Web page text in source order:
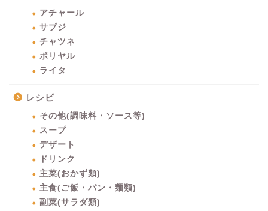
アチャール
サブジ
チャツネ
ポリヤル
ライタ
レシピ
その他(調味料・ソース等)
スープ
デザート
ドリンク
主菜(おかず類)
主食(ご飯・パン・麺類)
副菜(サラダ類)